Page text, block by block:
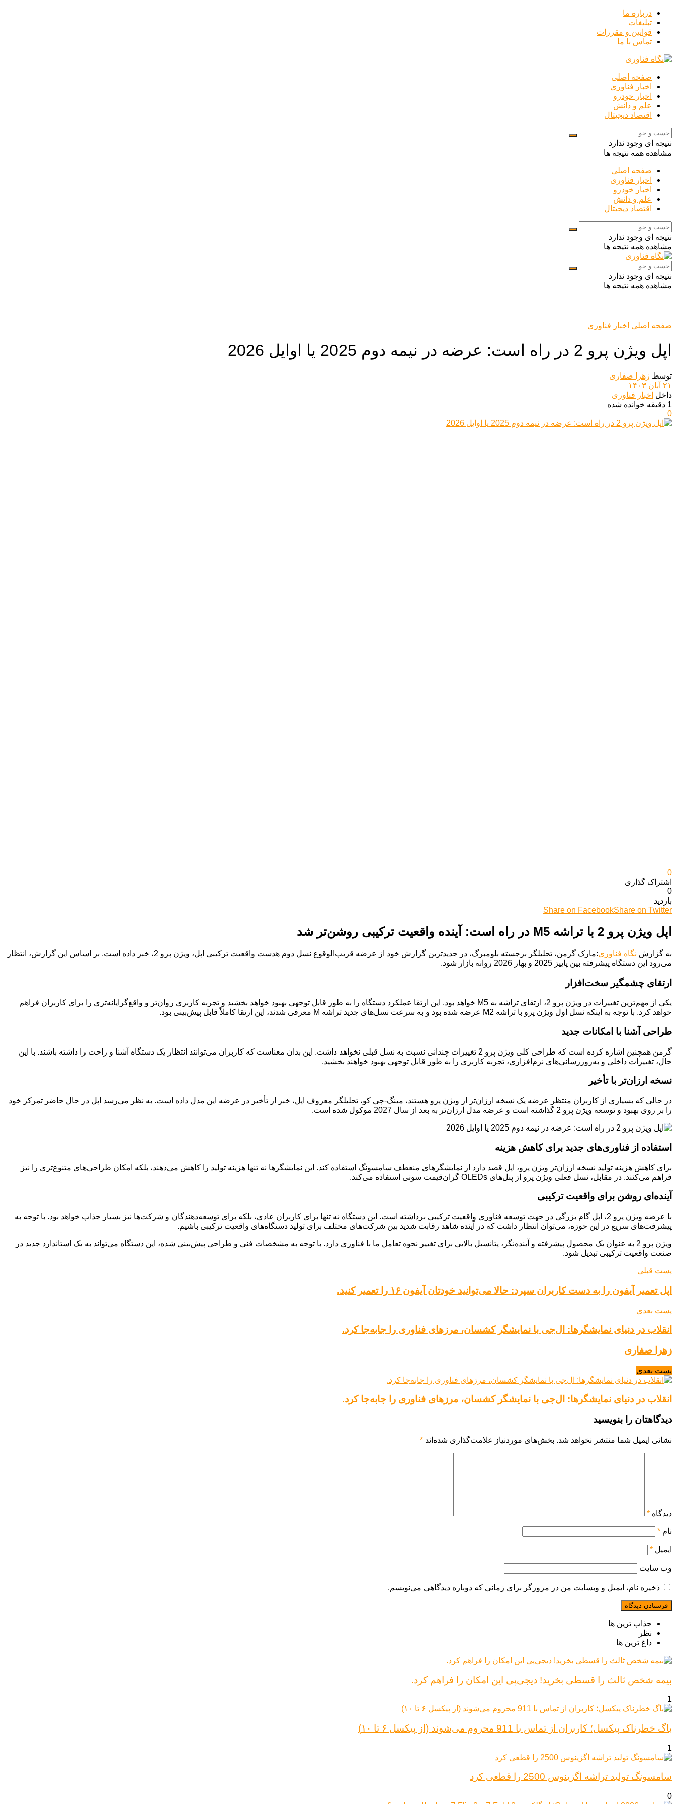
درباره ما
تبلیغات
قوانین و مقررات
تماس با ما
صفحه اصلی
اخبار فناوری
اخبار خودرو
علم و دانش
اقتصاد دیجیتال
نتیجه ای وجود ندارد
مشاهده همه نتیجه ها
صفحه اصلی
اخبار فناوری
اخبار خودرو
علم و دانش
اقتصاد دیجیتال
نتیجه ای وجود ندارد
مشاهده همه نتیجه ها
نتیجه ای وجود ندارد
مشاهده همه نتیجه ها
صفحه اصلی اخبار فناوری
اپل ویژن پرو 2 در راه است: عرضه در نیمه دوم 2025 یا اوایل 2026
توسط زهرا صفاری
۲۱ آبان ۱۴۰۳
داخل اخبار فناوری
1 دقیقه خوانده شده
0
0
اشتراک گذاری‌
0
بازدید
Share on FacebookShare on Twitter
اپل ویژن پرو 2 با تراشه M5 در راه است: آینده واقعیت ترکیبی روشن‌تر شد
به گزارش نگاه فناوری
:مارک گرمن، تحلیلگر برجسته بلومبرگ، در جدیدترین گزارش خود از عرضه قریب‌الوقوع نسل دوم هدست واقعیت ترکیبی اپل، ویژن پرو 2، خبر داده است. بر اساس این گزارش، انتظار
می‌رود این دستگاه پیشرفته بین پاییز 2025 و بهار 2026 روانه بازار شود.
ارتقای چشمگیر سخت‌افزار
یکی از مهم‌ترین تغییرات در ویژن پرو 2، ارتقای تراشه به M5 خواهد بود. این ارتقا عملکرد دستگاه را به طور قابل توجهی بهبود خواهد بخشید و تجربه کاربری روان‌تر و واقع‌گرایانه‌تری را برای کاربران فراهم
خواهد کرد. با توجه به اینکه نسل اول ویژن پرو با تراشه M2 عرضه شده بود و به سرعت نسل‌های جدید تراشه M معرفی شدند، این ارتقا کاملاً قابل پیش‌بینی بود.
طراحی آشنا با امکانات جدید
گرمن همچنین اشاره کرده است که طراحی کلی ویژن پرو 2 تغییرات چندانی نسبت به نسل قبلی نخواهد داشت. این بدان معناست که کاربران می‌توانند انتظار یک دستگاه آشنا و راحت را داشته باشند. با این
حال، تغییرات داخلی و به‌روزرسانی‌های نرم‌افزاری، تجربه کاربری را به طور قابل توجهی بهبود خواهند بخشید.
نسخه ارزان‌تر با تأخیر
در حالی که بسیاری از کاربران منتظر عرضه یک نسخه ارزان‌تر از ویژن پرو هستند، مینگ-چی کو، تحلیلگر معروف اپل، خبر از تأخیر در عرضه این مدل داده است. به نظر می‌رسد اپل در حال حاضر تمرکز خود
را بر روی بهبود و توسعه ویژن پرو 2 گذاشته است و عرضه مدل ارزان‌تر به بعد از سال 2027 موکول شده است.
استفاده از فناوری‌های جدید برای کاهش هزینه
برای کاهش هزینه تولید نسخه ارزان‌تر ویژن پرو، اپل قصد دارد از نمایشگرهای منعطف سامسونگ استفاده کند. این نمایشگرها نه تنها هزینه تولید را کاهش می‌دهند، بلکه امکان طراحی‌های متنوع‌تری را نیز
فراهم می‌کنند. در مقابل، نسل فعلی ویژن پرو از پنل‌های OLEDs گران‌قیمت سونی استفاده می‌کند.
آینده‌ای روشن برای واقعیت ترکیبی
با عرضه ویژن پرو 2، اپل گام بزرگی در جهت توسعه فناوری واقعیت ترکیبی برداشته است. این دستگاه نه تنها برای کاربران عادی، بلکه برای توسعه‌دهندگان و شرکت‌ها نیز بسیار جذاب خواهد بود. با توجه به
پیشرفت‌های سریع در این حوزه، می‌توان انتظار داشت که در آینده شاهد رقابت شدید بین شرکت‌های مختلف برای تولید دستگاه‌های واقعیت ترکیبی باشیم.
ویژن پرو 2 به عنوان یک محصول پیشرفته و آینده‌نگر، پتانسیل بالایی برای تغییر نحوه تعامل ما با فناوری دارد. با توجه به مشخصات فنی و طراحی پیش‌بینی شده، این دستگاه می‌تواند به یک استاندارد جدید در
صنعت واقعیت ترکیبی تبدیل شود.
پست قبلی
اپل تعمیر آیفون را به دست کاربران سپرد: حالا می‌توانید خودتان آیفون ۱۶ را تعمیر کنید.
پست بعدی
انقلاب در دنیای نمایشگرها: ال‌جی با نمایشگر کشسان، مرزهای فناوری را جابه‌جا کرد.
زهرا صفاری
پست بعدی
انقلاب در دنیای نمایشگرها: ال‌جی با نمایشگر کشسان، مرزهای فناوری را جابه‌جا کرد.
دیدگاهتان را بنویسید
نشانی ایمیل شما منتشر نخواهد شد. بخش‌های موردنیاز علامت‌گذاری شده‌اند *
دیدگاه *
نام *
ایمیل *
وب‌ سایت
ذخیره نام، ایمیل و وبسایت من در مرورگر برای زمانی که دوباره دیدگاهی می‌نویسم.
جذاب ترین ها
نظر
داغ ترین ها
بیمه شخص ثالث را قسطی بخرید! دیجی‌پی این امکان را فراهم کرد.
1
باگ خطرناک پیکسل؛ کاربران از تماس با 911 محروم می‌شوند (از پیکسل ۶ تا ۱۰)
1
سامسونگ تولید تراشه اگزینوس 2500 را قطعی کرد
0